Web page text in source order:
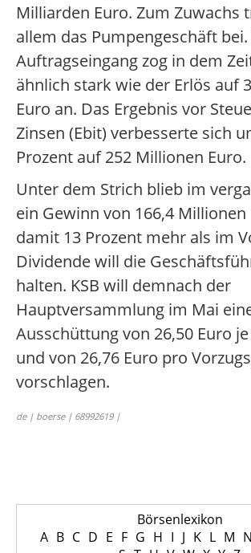
Milliarden Euro. Zum Zuwachs
allem das Pumpengeschäft
Auftragseingang zog in dem
ähnlich stark wie der Erlös auf
Euro an. Das Ergebnis vor
Zinsen (Ebit) verbesserte sich
Prozent auf 252 Millionen Euro.
Unter dem Strich blieb im
ein Gewinn von 166,4 Millionen
damit 13 Prozent mehr als im
Dividende will die
halten. KSB will demnach der
Hauptversammlung im Mai
Ausschüttung von 26,50 Euro
und von 26,76 Euro pro
vorschlagen.
de | boerse | 68992619 |
Börsenlexikon
A B C D E F G H I J K L M N